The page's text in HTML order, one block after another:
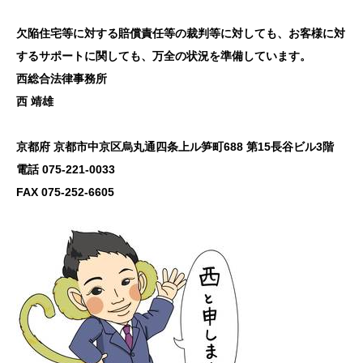
欠陥住宅等に対する賠償責任等の裁判等に対しても、お客様に対
するサポートに関しても、万全の状況を準備しています。
西総合法律事務所
西 靖雄
京都府 京都市中京区烏丸通四条上ル笋町688 第15長谷ビル3階
電話 075-221-0033
FAX 075-252-6605